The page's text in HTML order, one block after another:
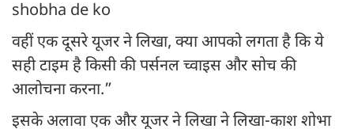
shobha de ko
वहीं एक दूसरे यूजर ने लिखा, क्या आपको लगता है कि ये
सही टाइम है किसी की पर्सनल च्वाइस और सोच की
आलोचना करना.”
इसके अलावा एक और यूजर ने लिखा ने लिखा-काश शोभा